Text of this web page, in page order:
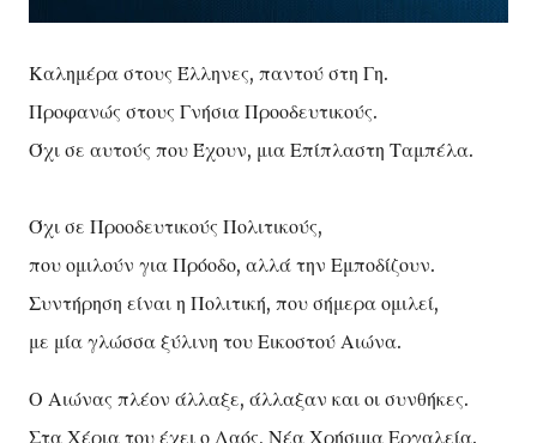
Καλημέρα στους Έλληνες, παντού στη Γη.
Προφανώς στους Γνήσια Προοδευτικούς.
Όχι σε αυτούς που Έχουν, μια Επίπλαστη Ταμπέλα.
Όχι σε Προοδευτικούς Πολιτικούς,
που ομιλούν για Πρόοδο, αλλά την Εμποδίζουν.
Συντήρηση είναι η Πολιτική, που σήμερα ομιλεί,
με μία γλώσσα ξύλινη του Εικοστού Αιώνα.
Ο Αιώνας πλέον άλλαξε, άλλαξαν και οι συνθήκες.
Στα Χέρια του έχει ο Λαός, Νέα Χρήσιμα Εργαλεία.